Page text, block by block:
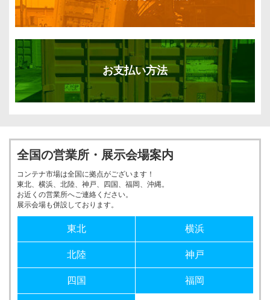
お支払い方法
全国の営業所・展示会場案内
コンテナ市場は全国に拠点がございます！
東北、横浜、北陸、神戸、四国、福岡、沖縄。
お近くの営業所へご連絡ください。
展示会場も併設しております。
東北 横浜
北陸 神戸
四国 福岡